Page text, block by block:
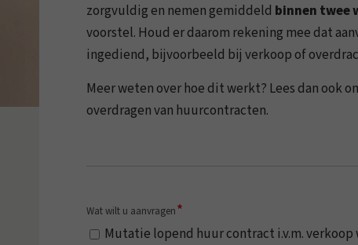
zorgvuldig en nemen gemiddeld binnen twee
voorstel. Houd er daarom rekening mee dat
ingediend, bijvoorbeeld bij verkoop of
Meer weten over hoe dit werkt? Lees dan ook
overdragen van huurcontracten.
Wat wilt u aanvragen*
Mutatie lopend huur contract i.v.m. verkoop